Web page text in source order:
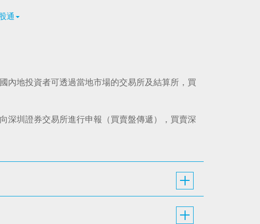
通
內地投資者可透過當地市場的交易所及結算所，買
深圳證券交易所進行申報（買賣盤傳遞），買賣深